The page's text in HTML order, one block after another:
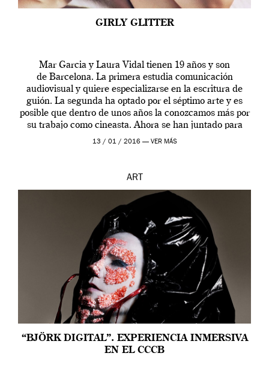
GIRLY GLITTER
Mar Garcia y Laura Vidal tienen 19 años y son
de Barcelona. La primera estudia comunicación
audiovisual y quiere especializarse en la escritura de
guión. La segunda ha optado por el séptimo arte y es
posible que dentro de unos años la conozcamos más por
su trabajo como cineasta. Ahora se han juntado para
contarnos una […]
13 / 01 / 2016 — VER MÁS
ART
“BJÖRK DIGITAL”. EXPERIENCIA INMERSIVA
EN EL CCCB